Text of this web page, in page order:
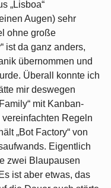
„Lisboa“
Augen) sehr
ohne große
ist da ganz anders,
übernommen und
Überall konnte ich
mir deswegen
mit Kanban-
Regeln
„Bot Factory“ von
Eigentlich
zwei Blaupausen
ist aber etwas, das